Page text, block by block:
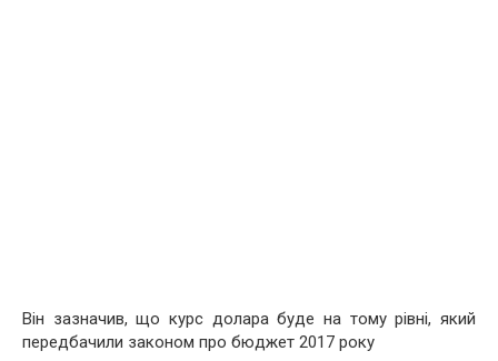
Він зазначив, що курс долара буде на тому рівні, який
передбачили законом про бюджет 2017 року